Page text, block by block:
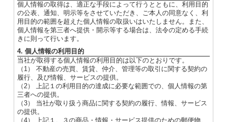
個人情報の取得は、適正な手段によって行うとともに、利用目的
の公表、通知、明示等をさせていただき、ご本人の同意なく、利
用目的の範囲を超えた個人情報の取扱いはいたしません。また、
個人情報を第三者へ提供・開示等する場合は、法令の定める手続
きに則って行います。
4. 個人情報の利用目的
当社が取得する個人情報の利用目的は以下のとおりです。
（1） 不動産の売買、賃貸、仲介、管理等の取引に関する契約の
履行、及び情報、サービスの提供。
（2） 上記１の利用目的の達成に必要な範囲での、個人情報の第
三者への提供。
（3） 当社が取り扱う商品に関する契約の履行、情報、サービス
の提供。
（4） 上記１、３の商品・情報・サービス提供のための郵便物、